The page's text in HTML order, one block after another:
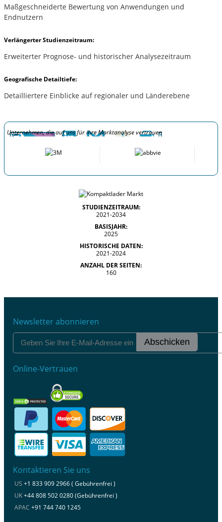
Maßgeschneiderte Bewertung von Anwendungen und
Endnutzern
Verlängerter Studienzeitraum:
Erweiterter Prognose- und historischer Analysezeitraum
Geografische Detailtiefe:
Detailliertere Einblicke auf regionaler und Länderebene
Unternehmen, die auf uns für ihre Marktanalyse vertrauen
STUDIENZEITRAUM:
2021-2034
BASISJAHR:
2025
HISTORISCHE DATEN:
2021-2024
ANZAHL DER SEITEN:
160
Newsletter abonnieren
Abschicken
Online-Vertrauen
Kontaktieren Sie uns
US +1 833 909 2966 ( Gebührenfrei )
UK+44 808 502 0280 (Gebührenfrei )
APAC +91 744 740 1245